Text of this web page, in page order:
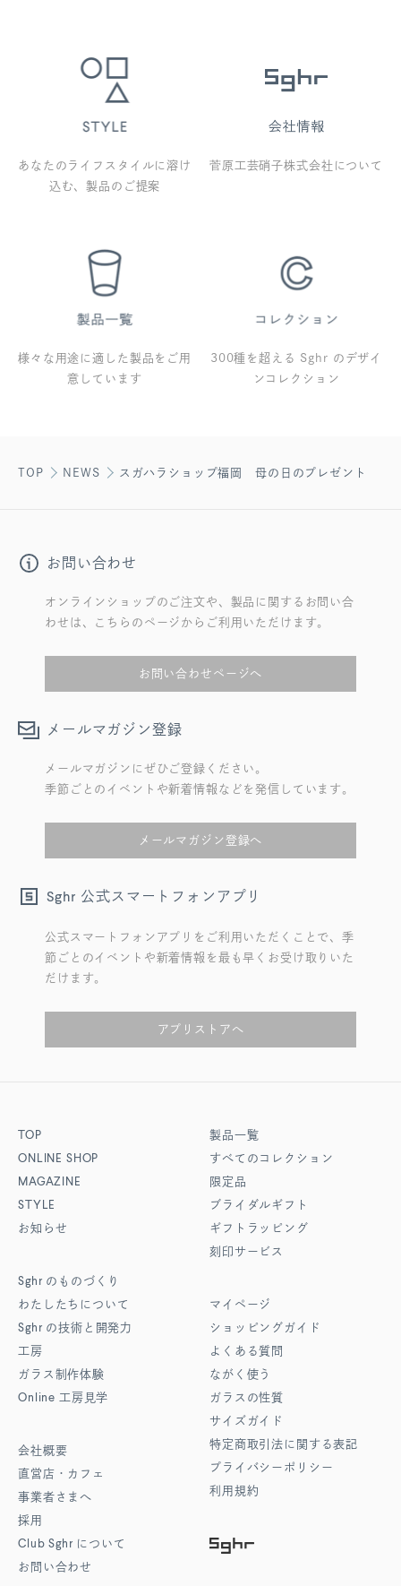
あなたのライフスタイルに溶け
込む、製品のご提案
菅原工芸硝子株式会社について
様々な用途に適した製品をご用
意しています
300種を超える Sghr のデザイ
ンコレクション
TOP NEWS スガハラショップ福岡 母の日のプレゼント
お問い合わせ
オンラインショップのご注文や、製品に関するお問い合
わせは、こちらのページからご利用いただけます。
お問い合わせページへ
メールマガジン登録
メールマガジンにぜひご登録ください。
季節ごとのイベントや新着情報などを発信しています。
メールマガジン登録へ
Sghr 公式スマートフォンアプリ
公式スマートフォンアプリをご利用いただくことで、季
節ごとのイベントや新着情報を最も早くお受け取りいた
だけます。
アプリストアへ
TOP
ONLINE SHOP
MAGAZINE
STYLE
お知らせ
Sghr のものづくり
わたしたちについて
Sghr の技術と開発力
工房
ガラス制作体験
Online 工房見学
会社概要
直営店・カフェ
事業者さまへ
採用
Club Sghr について
お問い合わせ
製品一覧
すべてのコレクション
限定品
ブライダルギフト
ギフトラッピング
刻印サービス
マイページ
ショッピングガイド
よくある質問
ながく使う
ガラスの性質
サイズガイド
特定商取引法に関する表記
プライバシーポリシー
利用規約